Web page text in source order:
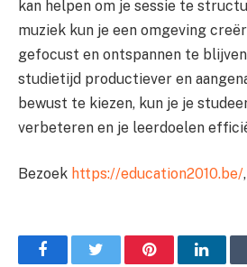
kan helpen om je sessie te
muziek kun je een omgeving
gefocust en ontspannen te
studietijd productiever en
bewust te kiezen, kun je je
verbeteren en je leerdoelen
Bezoek https://education2010.be/
FacebookTwitter Pinterest